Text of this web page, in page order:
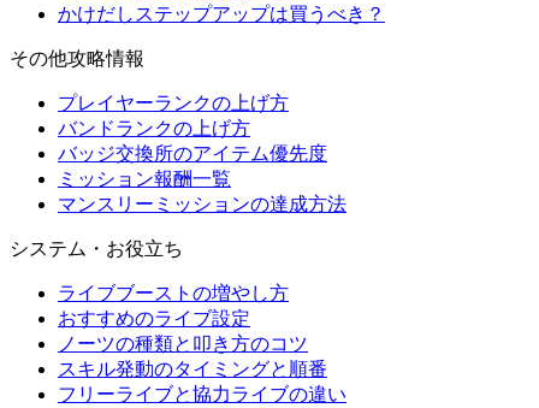
かけだしステップアップは買うべき？
その他攻略情報
プレイヤーランクの上げ方
バンドランクの上げ方
バッジ交換所のアイテム優先度
ミッション報酬一覧
マンスリーミッションの達成方法
システム・お役立ち
ライブブーストの増やし方
おすすめのライブ設定
ノーツの種類と叩き方のコツ
スキル発動のタイミングと順番
フリーライブと協力ライブの違い